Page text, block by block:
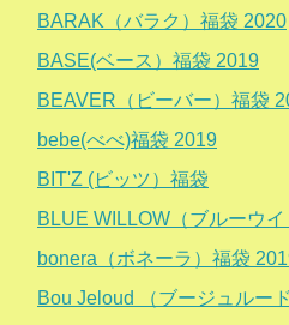
BARAK（バラク）福袋 2020
BASE(ベース）福袋 2019
BEAVER（ビーバー）福袋
bebe(べべ)福袋 2019
BIT'Z (ビッツ）福袋
BLUE WILLOW（ブルーウ
bonera（ボネーラ）福袋
Bou Jeloud （ブージュルー